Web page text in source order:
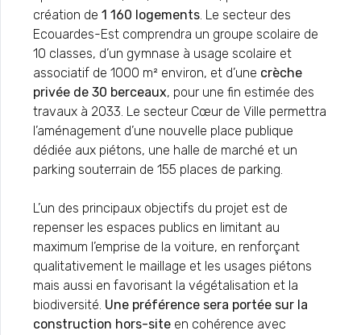
création de 1 160 logements. Le secteur des
Ecouardes-Est comprendra un groupe scolaire de
10 classes, d’un gymnase à usage scolaire et
associatif de 1000 m² environ, et d’une crèche
privée de 30 berceaux, pour une fin estimée des
travaux à 2033. Le secteur Cœur de Ville permettra
l’aménagement d’une nouvelle place publique
dédiée aux piétons, une halle de marché et un
parking souterrain de 155 places de parking.
L’un des principaux objectifs du projet est de
repenser les espaces publics en limitant au
maximum l’emprise de la voiture, en renforçant
qualitativement le maillage et les usages piétons
mais aussi en favorisant la végétalisation et la
biodiversité. Une préférence sera portée sur la
construction hors-site en cohérence avec